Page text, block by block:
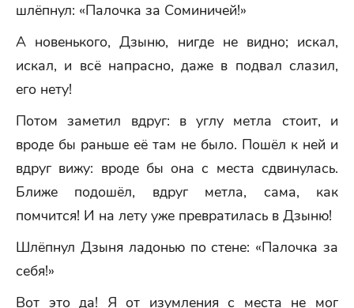
шлёпнул: «Палочка за Соминичей!»
А новенького, Дзыню, нигде не видно; искал,
искал, и всё напрасно, даже в подвал слазил,
его нету!
Потом заметил вдруг: в углу метла стоит, и
вроде бы раньше её там не было. Пошёл к ней и
вдруг вижу: вроде бы она с места сдвинулась.
Ближе подошёл, вдруг метла, сама, как
помчится! И на лету уже превратилась в Дзыню!
Шлёпнул Дзыня ладонью по стене: «Палочка за
себя!»
Вот это да! Я от изумления с места не мог